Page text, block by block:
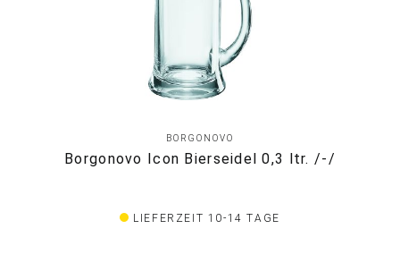
BORGONOVO
Borgonovo Icon Bierseidel 0,3 ltr. /-/
LIEFERZEIT 10-14 TAGE